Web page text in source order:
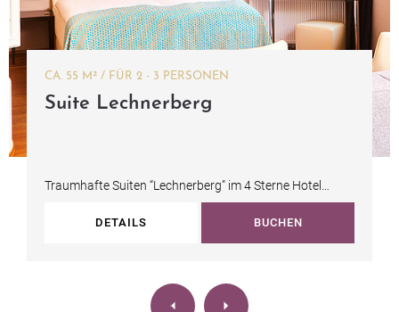
CA. 55 M² / FÜR 2 - 3 PERSONEN
Suite Lechnerberg
Traumhafte Suiten “Lechnerberg” im 4 Sterne Hotel
DETAILS BUCHEN